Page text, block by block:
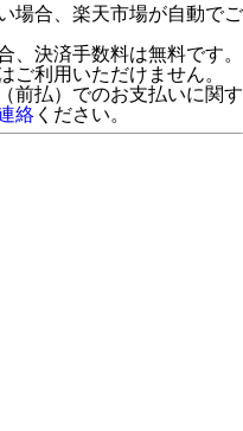
場合、楽天市場が自動でご
、決済手数料は無料です。
利用いただけません。
前払）でのお支払いに関す
絡 ください。